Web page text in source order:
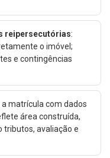
reipersecutórias:
o imóvel;
e contingências
a matrícula com dados
área construída,
tributos, avaliação e